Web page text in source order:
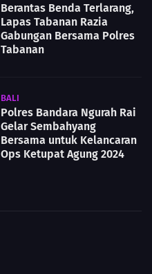
Berantas Benda Terlarang,
Lapas Tabanan Razia
Gabungan Bersama Polres
Tabanan
BALI
Polres Bandara Ngurah Rai
Gelar Sembahyang
Bersama untuk Kelancaran
Ops Ketupat Agung 2024